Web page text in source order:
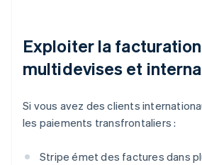
Exploiter la facturation
multidevises et
Si vous avez des clients
les paiements transfrontaliers :
Stripe émet des factures dans